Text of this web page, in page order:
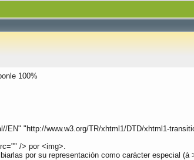
100%
EN" "http://www.w3.org/TR/xhtml1/DTD/xhtml1-
/> por <img>.
por su representación como carácter especial (á